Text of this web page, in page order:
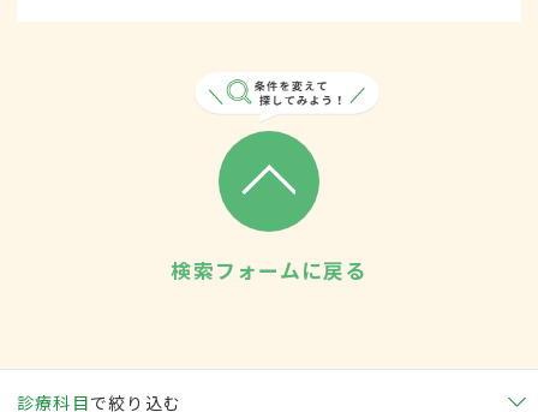
検索フォームに戻る
診療科目で絞り込む